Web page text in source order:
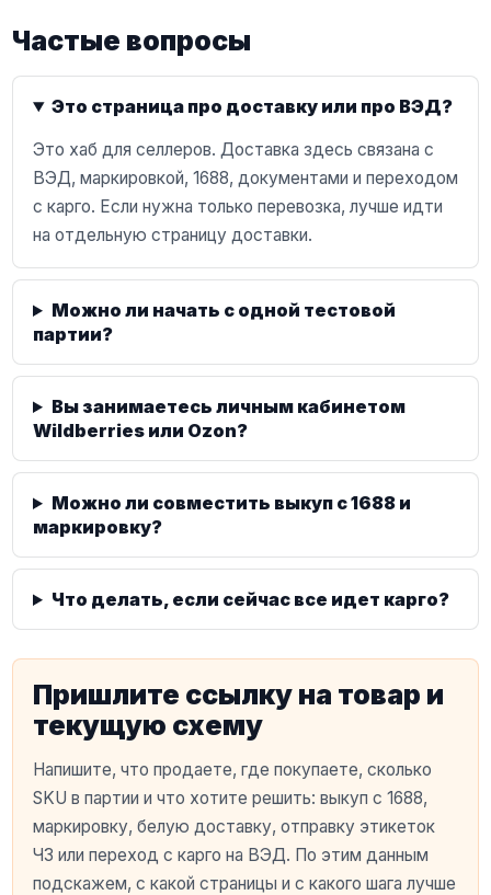
Частые вопросы
Это страница про доставку или про ВЭД?
Это хаб для селлеров. Доставка здесь связана с
ВЭД, маркировкой, 1688, документами и переходом
с карго. Если нужна только перевозка, лучше идти
на отдельную страницу доставки.
Можно ли начать с одной тестовой
партии?
Вы занимаетесь личным кабинетом
Wildberries или Ozon?
Можно ли совместить выкуп с 1688 и
маркировку?
Что делать, если сейчас все идет карго?
Пришлите ссылку на товар и
текущую схему
Напишите, что продаете, где покупаете, сколько
SKU в партии и что хотите решить: выкуп с 1688,
маркировку, белую доставку, отправку этикеток
ЧЗ или переход с карго на ВЭД. По этим данным
подскажем, с какой страницы и с какого шага лучше